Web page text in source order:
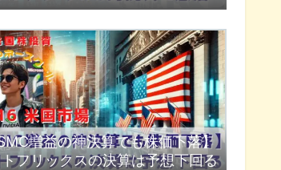
増益の神決算でも株価下落】
フリックスの決算は予想下回る